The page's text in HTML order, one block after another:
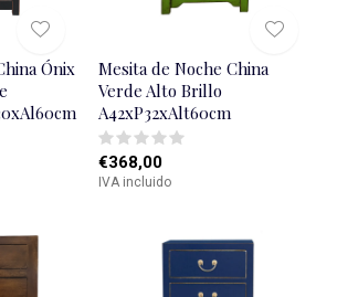
Ónix
Mesita de Noche China
Verde Alto Brillo
A42xP32xAlt60cm
€368,00
IVA incluido